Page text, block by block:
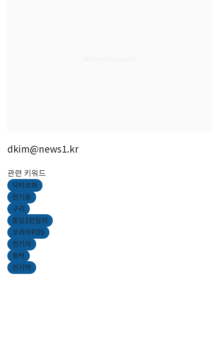
dkim@news1.kr
관련 키워드
닥터코퍼
전기동
구리
톤당1만달러
코리아PDS
전기차
동박
전지박